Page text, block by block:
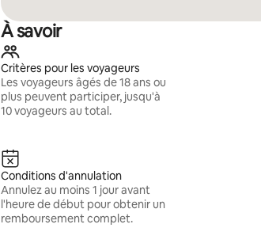
À savoir
Critères pour les voyageurs
Les voyageurs âgés de 18 ans ou
plus peuvent participer, jusqu'à
10 voyageurs au total.
Conditions d'annulation
Annulez au moins 1 jour avant
l'heure de début pour obtenir un
remboursement complet.